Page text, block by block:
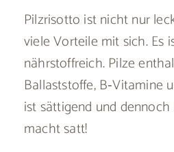
Pilzrisotto ist nicht nur
viele Vorteile mit sich. Es
nährstoffreich. Pilze
Ballaststoffe, B‑Vitamine
ist sättigend und
macht satt!